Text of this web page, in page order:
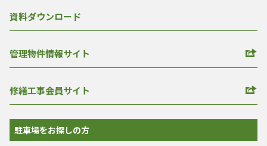
資料ダウンロード
管理物件情報サイト
修繕工事会員サイト
駐車場をお探しの方